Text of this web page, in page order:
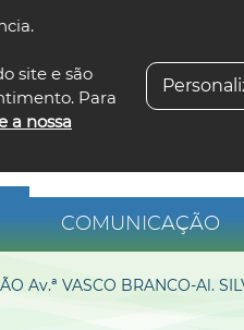
site e são
Para
a nossa
COMUNICAÇÃO
Av.ª VASCO BRANCO-Al.